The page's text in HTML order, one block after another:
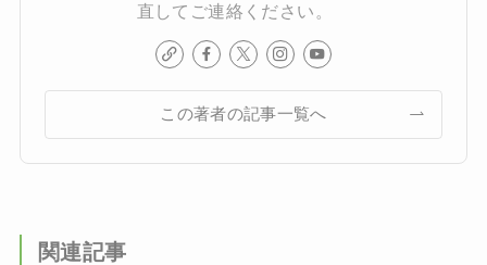
直してご連絡ください。
この著者の記事一覧へ
関連記事